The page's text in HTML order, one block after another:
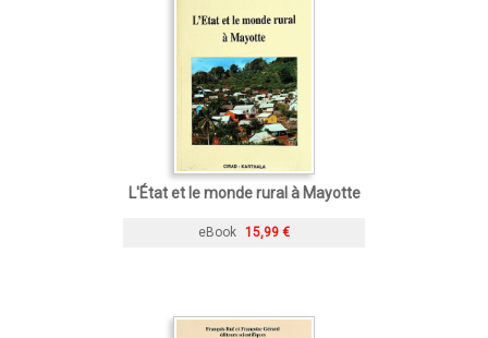
L'État et le monde rural à Mayotte
eBook 15,99 €